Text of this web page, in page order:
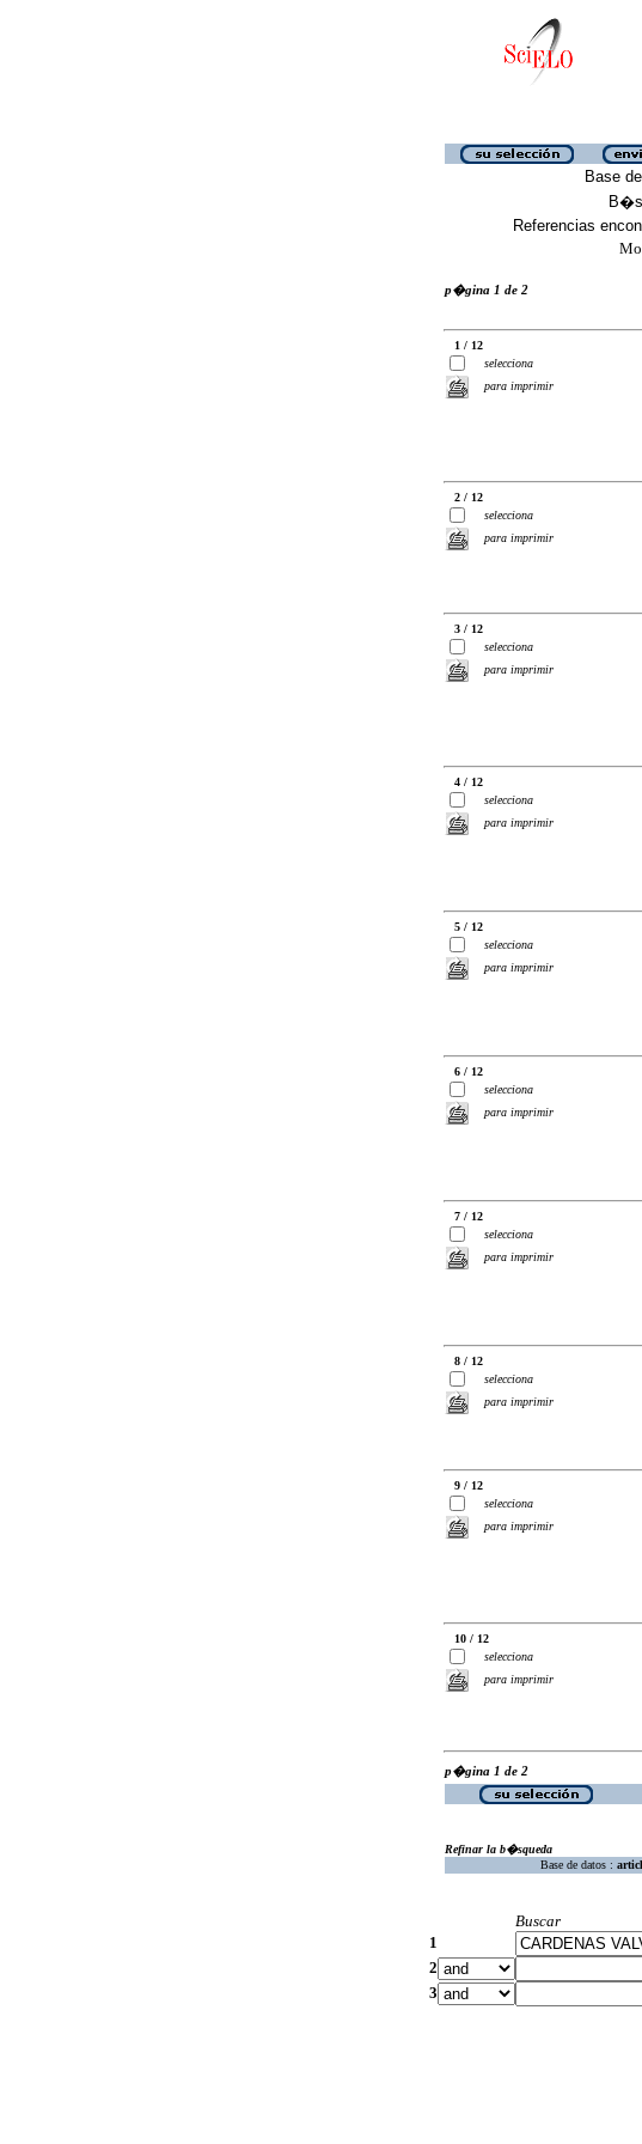
Base
Referencias
p�gina 1 de 2
1 / 12
selecciona
para imprimir
2 / 12
selecciona
para imprimir
3 / 12
selecciona
para imprimir
4 / 12
selecciona
para imprimir
5 / 12
selecciona
para imprimir
6 / 12
selecciona
para imprimir
7 / 12
selecciona
para imprimir
8 / 12
selecciona
para imprimir
9 / 12
selecciona
para imprimir
10 / 12
selecciona
para imprimir
p�gina 1 de 2
Refinar la b�squeda
Base de datos :
Buscar
1
2
3